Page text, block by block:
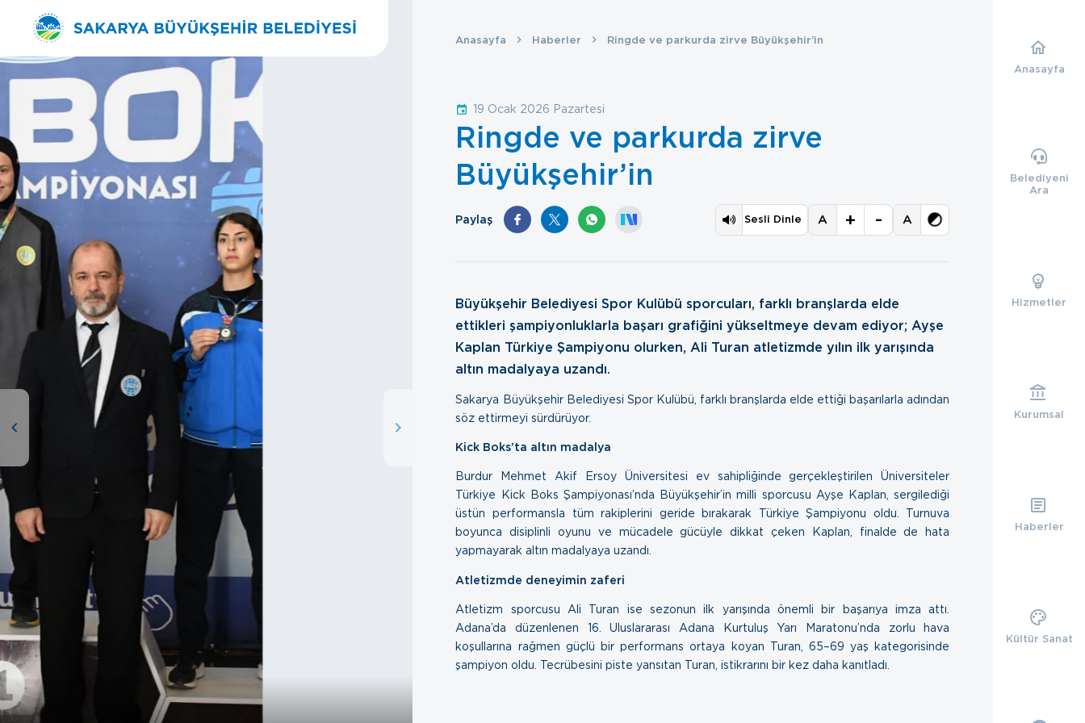
Anasayfa Haberler Ringde ve parkurda zirve Büyükşehir’in
19 Ocak 2026 Pazartesi
Ringde ve parkurda zirve
Büyükşehir’in
Paylaş Sesli Dinle A + - A
Büyükşehir Belediyesi Spor Kulübü sporcuları, farklı branşlarda elde
ettikleri şampiyonluklarla başarı grafiğini yükseltmeye devam ediyor; Ayşe
Kaplan Türkiye Şampiyonu olurken, Ali Turan atletizmde yılın ilk yarışında
altın madalyaya uzandı.
Sakarya Büyükşehir Belediyesi Spor Kulübü, farklı branşlarda elde ettiği başarılarla adından
söz ettirmeyi sürdürüyor.
Kick Boks’ta altın madalya
Burdur Mehmet Akif Ersoy Üniversitesi ev sahipliğinde gerçekleştirilen Üniversiteler
Türkiye Kick Boks Şampiyonası’nda Büyükşehir’in milli sporcusu Ayşe Kaplan, sergilediği
üstün performansla tüm rakiplerini geride bırakarak Türkiye Şampiyonu oldu. Turnuva
boyunca disiplinli oyunu ve mücadele gücüyle dikkat çeken Kaplan, finalde de hata
yapmayarak altın madalyaya uzandı.
Atletizmde deneyimin zaferi
Atletizm sporcusu Ali Turan ise sezonun ilk yarışında önemli bir başarıya imza attı.
Adana’da düzenlenen 16. Uluslararası Adana Kurtuluş Yarı Maratonu’nda zorlu hava
koşullarına rağmen güçlü bir performans ortaya koyan Turan, 65–69 yaş kategorisinde
şampiyon oldu. Tecrübesini piste yansıtan Turan, istikrarını bir kez daha kanıtladı.
Anasayfa
Belediyeni
Ara
Hizmetler
Kurumsal
Haberler
Kültür Sanat